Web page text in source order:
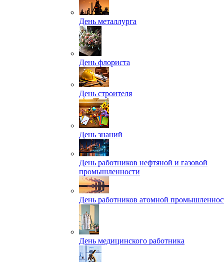
День металлурга
День флориста
День строителя
День знаний
День работников нефтяной и газовой
промышленности
День работников атомной
День медицинского работника